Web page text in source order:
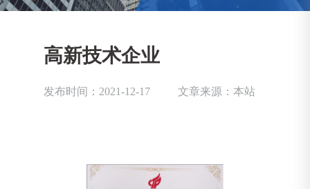
高新技术企业
发布时间：2021-12-17 文章来源：本站